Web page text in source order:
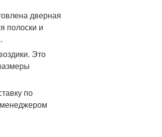
дверная
полоски и
Это
по
менеджером